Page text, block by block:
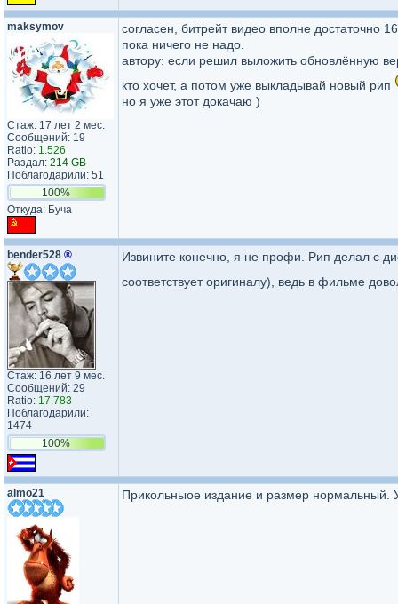
maksymov
Стаж: 17 лет 2 мес.
Сообщений: 19
Ratio: 1.526
Раздал: 214 GB
Поблагодарили: 51
100%
Откуда: Буча
согласен, битрейт видео вполне достаточно
пока ничего не надо.
автору: если решил выложить обновлённую
кто хочет, а потом уже выкладывай новый рип
но я уже этот докачаю )
bender528 ®
Стаж: 16 лет 9 мес.
Сообщений: 29
Ratio: 17.783
Поблагодарили:
1474
100%
Извините конечно, я не профи. Рип делал с
соответствует оригиналу), ведь в фильме
almo21 Прикольныое издание и размер нормальный.